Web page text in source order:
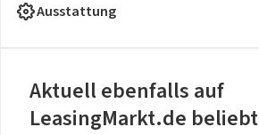
Ausstattung
Aktuell ebenfalls auf
LeasingMarkt.de beliebt